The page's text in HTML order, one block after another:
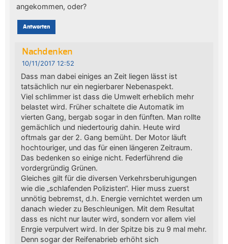
angekommen, oder?
Antworten
Nachdenken
10/11/2017 12:52
Dass man dabei einiges an Zeit liegen lässt ist
tatsächlich nur ein negierbarer Nebenaspekt.
Viel schlimmer ist dass die Umwelt erheblich mehr
belastet wird. Früher schaltete die Automatik im
vierten Gang, bergab sogar in den fünften. Man rollte
gemächlich und niedertourig dahin. Heute wird
oftmals gar der 2. Gang bemüht. Der Motor läuft
hochtouriger, und das für einen längeren Zeitraum.
Das bedenken so einige nicht. Federführend die
vordergründig Grünen.
Gleiches gilt für die diversen Verkehrsberuhigungen
wie die „schlafenden Polizisten“. Hier muss zuerst
unnötig bebremst, d.h. Energie vernichtet werden um
danach wieder zu Beschleunigen. Mit dem Resultat
dass es nicht nur lauter wird, sondern vor allem viel
Enrgie verpulvert wird. In der Spitze bis zu 9 mal mehr.
Denn sogar der Reifenabrieb erhöht sich